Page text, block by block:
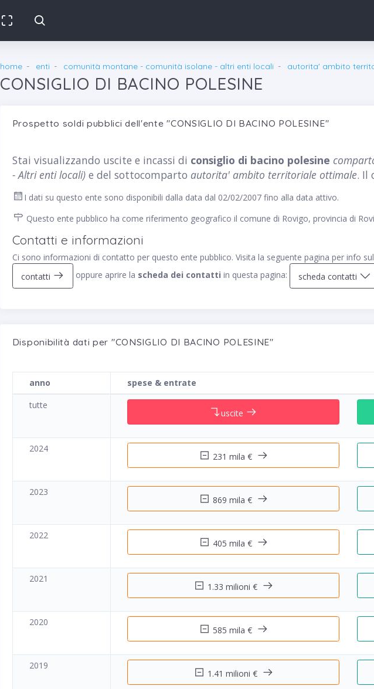
home enti comunità montane - comunità isolane - altri enti locali autorita' ambito
CONSIGLIO DI BACINO POLESINE
Prospetto soldi pubblici dell'ente "CONSIGLIO DI BACINO POLESINE"
Stai visualizzando uscite e incassi di consiglio di bacino polesine
- Altri enti locali)e del sottocomparto autorita' ambito territoriale ottimale. Il
I dati su questo ente sono disponibili dalla data dal 02/02/2007 fino alla data attivo.
Questo ente pubblico ha come riferimento geografico il comune di Rovigo, provincia di
Contatti e informazioni
Ci sono informazioni di contatto per questo ente pubblico. Visita la seguente pagina per info
contatti
oppure aprire la scheda dei contatti in questa pagina: scheda contatti
Disponibilità dati per "CONSIGLIO DI BACINO POLESINE"
anno
spese & entrate
tutte
uscite
2024
231 mila €
2023
869 mila €
2022
405 mila €
2021
1.33 milioni €
2020
585 mila €
2019
1.41 milioni €